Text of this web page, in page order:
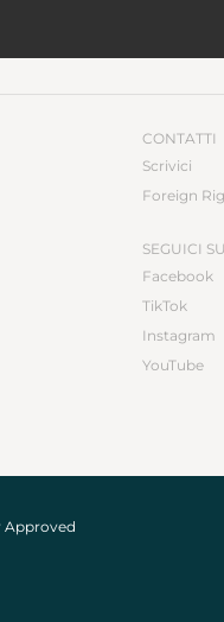
CONTATTI
Scrivici
Foreign
SEGUICI
Facebook
TikTok
Instagram
YouTube
Approved